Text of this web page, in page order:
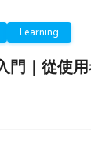
Learning
門｜從使